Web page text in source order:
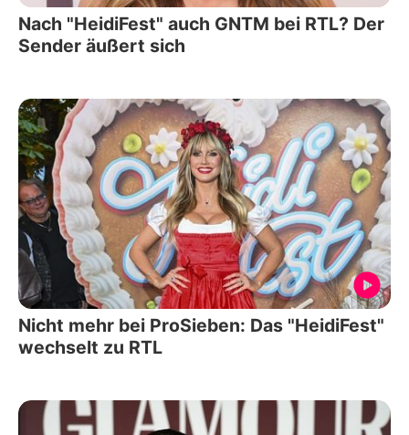
Nach "HeidiFest" auch GNTM bei RTL? Der
Sender äußert sich
Nicht mehr bei ProSieben: Das "HeidiFest"
wechselt zu RTL